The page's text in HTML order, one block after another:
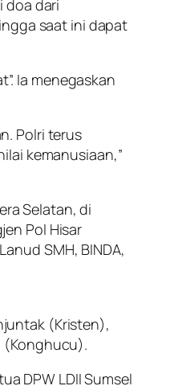
doa dari
saat ini dapat
Ia menegaskan
Polri terus
kemanusiaan,”
Selatan, di
Pol Hisar
SMH, BINDA,
(Kristen),
(Konghucu).
DPW LDII Sumsel